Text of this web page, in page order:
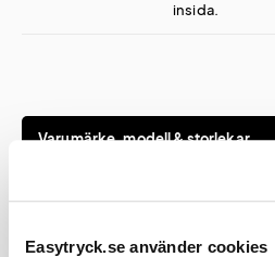
Easytryck.se använder cookies
insida.
Varumärke, modell & storlekar